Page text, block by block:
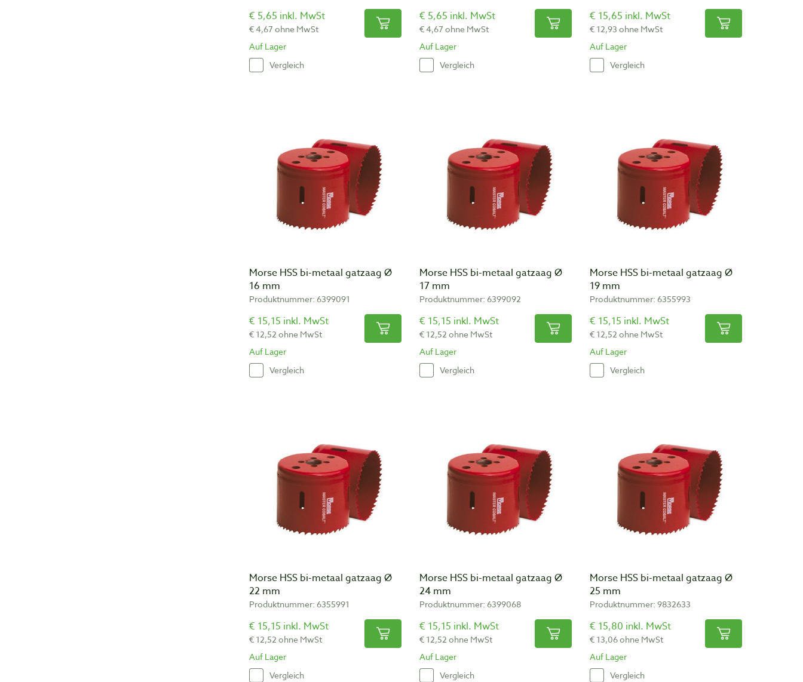
€ 5,65 inkl. MwSt
€ 4,67 ohne MwSt
Auf Lager
Vergleich
€ 5,65 inkl. MwSt
€ 4,67 ohne MwSt
Auf Lager
Vergleich
€ 15,65 inkl. MwSt
€ 12,93 ohne MwSt
Auf Lager
Vergleich
Morse HSS bi-metaal gatzaag Ø
16 mm
Produktnummer: 6399091
€ 15,15 inkl. MwSt
€ 12,52 ohne MwSt
Auf Lager
Vergleich
Morse HSS bi-metaal gatzaag Ø
17 mm
Produktnummer: 6399092
€ 15,15 inkl. MwSt
€ 12,52 ohne MwSt
Auf Lager
Vergleich
Morse HSS bi-metaal gatzaag Ø
19 mm
Produktnummer: 6355993
€ 15,15 inkl. MwSt
€ 12,52 ohne MwSt
Auf Lager
Vergleich
Morse HSS bi-metaal gatzaag Ø
22 mm
Produktnummer: 6355991
€ 15,15 inkl. MwSt
€ 12,52 ohne MwSt
Auf Lager
Vergleich
Morse HSS bi-metaal gatzaag Ø
24 mm
Produktnummer: 6399068
€ 15,15 inkl. MwSt
€ 12,52 ohne MwSt
Auf Lager
Vergleich
Morse HSS bi-metaal gatzaag Ø
25 mm
Produktnummer: 9832633
€ 15,80 inkl. MwSt
€ 13,06 ohne MwSt
Auf Lager
Vergleich